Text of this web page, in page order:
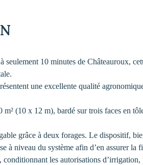
seulement 10 minutes de Châteauroux,
une excellente qualité
(10 x 12 m), bardé sur trois faces en
grâce à deux forages. Le dispositif,
à niveau du système afin d’en assurer la
les autorisations